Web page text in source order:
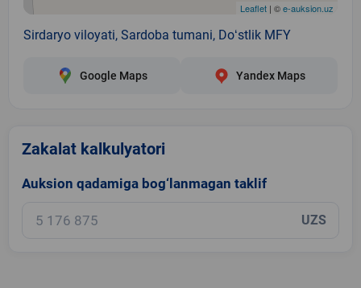
Leaflet | ©e-auksion.uz
Sirdaryo viloyati, Sardoba tumani, Doʻstlik MFY
Google Maps Yandex Maps
Zakalat kalkulyatori
Auksion qadamiga bog‘lanmagan taklif
UZS